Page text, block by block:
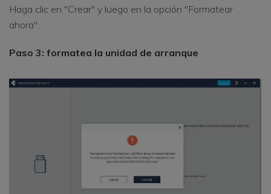
Haga clic en "Crear" y luego en la opción "Formatear
ahora".
Paso 3: formatea la unidad de arranque